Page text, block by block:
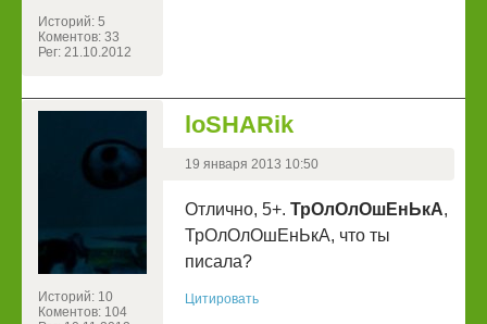
Историй: 5
Коментов: 33
Рег: 21.10.2012
Историй: 10
Коментов: 104
loSHARik
19 января 2013 10:50
Отлично, 5+. ТрОлОлОшЕнЬкА,
ТрОлОлОшЕнЬкА, что ты
писала?
Цитировать